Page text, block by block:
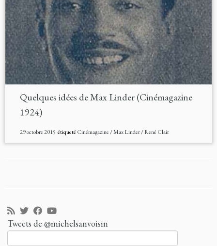
Quelques idées de Max Linder (Cinémagazine
1924)
29 octobre 2015 étiqueté Cinémagazine/Max Linder/René Clair
Tweets de @michelsanvoisin